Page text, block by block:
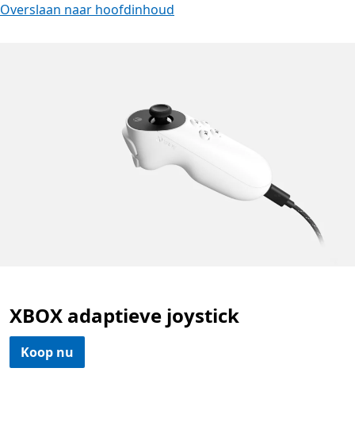
Overslaan naar hoofdinhoud
XBOX adaptieve joystick
Koop nu